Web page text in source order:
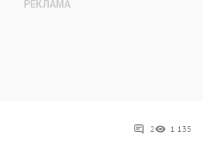
2 1 135